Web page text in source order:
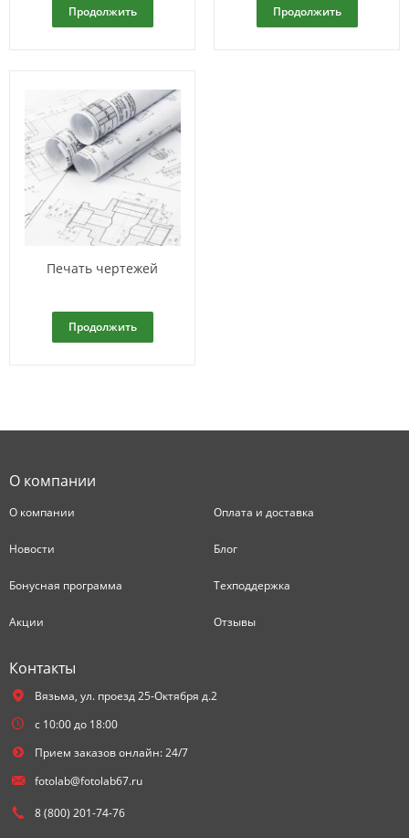
Продолжить Продолжить
Печать чертежей
Продолжить
О компании
О компании Оплата и доставка
Новости Блог
Бонусная программа Техподдержка
Акции Отзывы
Контакты
Вязьма, ул. проезд 25-Октября д.2
с 10:00 до 18:00
Прием заказов онлайн: 24/7
fotolab@fotolab67.ru
8 (800) 201-74-76